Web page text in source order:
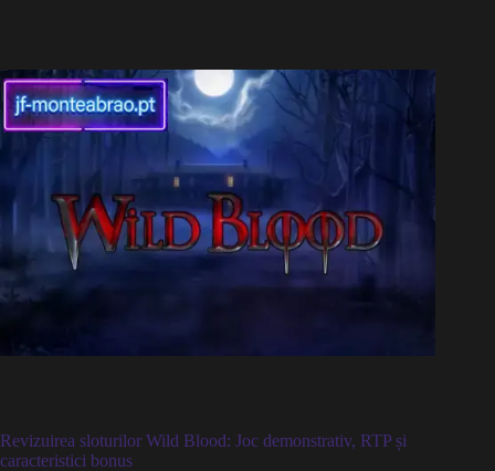
Revizuirea sloturilor Wild Blood: Joc demonstrativ, RTP și
caracteristici bonus